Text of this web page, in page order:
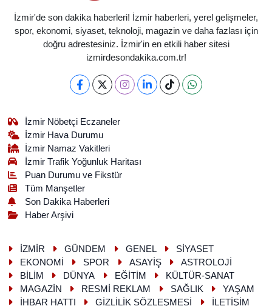
İzmir'de son dakika haberleri! İzmir haberleri, yerel gelişmeler,
spor, ekonomi, siyaset, teknoloji, magazin ve daha fazlası için
doğru adrestesiniz. İzmir'in en etkili haber sitesi
izmirdesondakika.com.tr!
İzmir Nöbetçi Eczaneler
İzmir Hava Durumu
İzmir Namaz Vakitleri
İzmir Trafik Yoğunluk Haritası
Puan Durumu ve Fikstür
Tüm Manşetler
Son Dakika Haberleri
Haber Arşivi
İZMİR GÜNDEM GENEL
SİYASET
EKONOMİ
SPOR ASAYİŞ
ASTROLOJİ
BİLİM
DÜNYA EĞİTİM
KÜLTÜR-SANAT
MAGAZİN
RESMİ REKLAM SAĞLIK
YAŞAM
İHBAR HATTI
GİZLİLİK SÖZLEŞMESİ İLETİŞİM